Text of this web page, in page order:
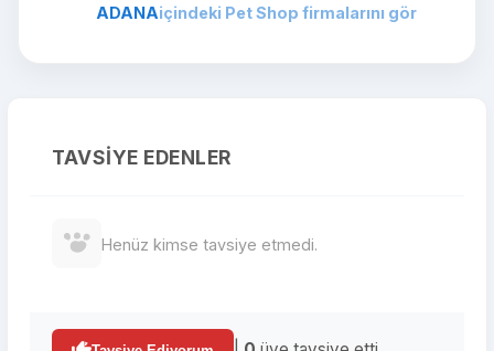
ADANAiçindeki Pet Shop firmalarını gör
TAVSIYE EDENLER
Henüz kimse tavsiye etmedi.